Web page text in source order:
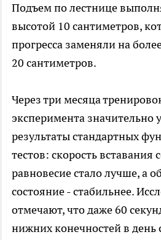
Подъем по лестнице
высотой 10 сантиметров,
прогресса заменяли на
20 сантиметров.
Через три месяца
эксперимента значительно
результаты стандартных
тестов: скорость вставания
равновесие стало лучше, а
состояние - стабильнее.
отмечают, что даже 60
нижних конечностей в день